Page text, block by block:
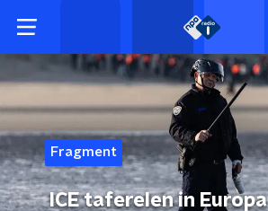
Fragment
ICE taferelen in Europa